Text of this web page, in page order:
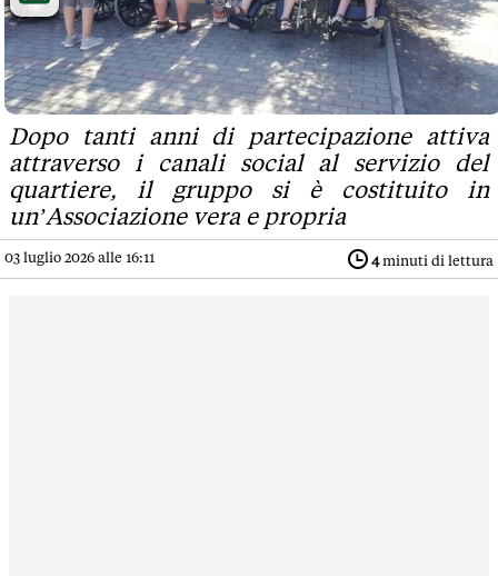
Dopo tanti anni di partecipazione attiva
attraverso i canali social al servizio del
quartiere, il gruppo si è costituito in
un’Associazione vera e propria
03 luglio 2026 alle 16:11 4minuti di lettura